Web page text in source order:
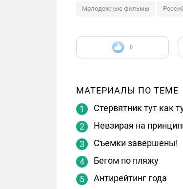
Молодежные фильмы
0
МАТЕРИАЛЫ ПО ТЕМЕ
Стервятник тут как
Невзирая на
Съемки завершены!
Бегом по пляжу
Антирейтинг года